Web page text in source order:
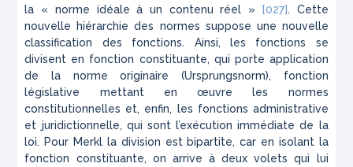
la « norme idéale à un contenu réel » [027]. Cette
nouvelle hiérarchie des normes suppose une nouvelle
classification des fonctions. Ainsi, les fonctions se
divisent en fonction constituante, qui porte application
de la norme originaire (Ursprungsnorm), fonction
législative mettant en œuvre les normes
constitutionnelles et, enfin, les fonctions administrative
et juridictionnelle, qui sont l’exécution immédiate de la
loi. Pour Merkl la division est bipartite, car en isolant la
fonction constituante, on arrive à deux volets qui lui